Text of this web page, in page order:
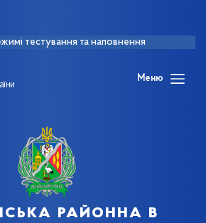
тестування та наповнення
Меню
районна в